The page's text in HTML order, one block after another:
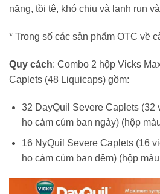
nặng, tồi tệ, khó chịu và lạnh run
* Trong số các sản phẩm OTC về
Quy cách: Combo 2 hộp Vicks
Caplets (48 Liquicaps) gồm:
32 DayQuil Severe Caplets (32
ho cảm cúm ban ngày) (hộp
16 NyQuil Severe Caplets (16
ho cảm cúm ban đêm) (hộp